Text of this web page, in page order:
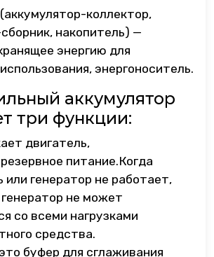
коллектор,
накопитель) —
энергию для
энергоноситель.
аккумулятор
три функции:
двигатель,
питание.Когда
или генератор не работает,
генератор не может
со всеми нагрузками
средства.
буфер для сглаживания